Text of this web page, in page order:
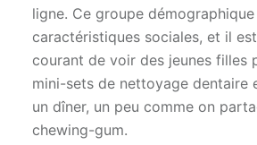
ligne. Ce groupe
caractéristiques sociales, et il
courant de voir des jeunes filles
mini-sets de nettoyage dentaire
un dîner, un peu comme on
chewing-gum.